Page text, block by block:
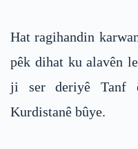
Hat ragihandin
pêk dihat ku alavên
ji ser deriyê Tanf
Kurdistanê bûye.